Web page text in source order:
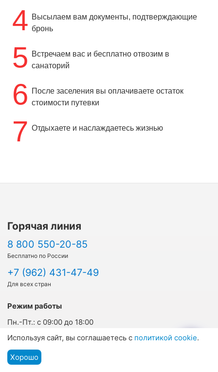
4 Высылаем вам документы, подтверждающие
бронь
5
Встречаем вас и бесплатно отвозим в
санаторий
6
После заселения вы оплачиваете остаток
стоимости путевки
7 Отдыхаете и наслаждаетесь жизнью
Горячая линия
8 800 550-20-85
Бесплатно по России
+7 (962) 431-47-49
Для всех стран
Режим работы
Пн.-Пт.: с 09:00 до 18:00
Cб.-Вс.:дежурный режим
Прием заявок на сайте:
Меню
Используя сайт, вы соглашаетесь с политикой cookie.
Хорошо